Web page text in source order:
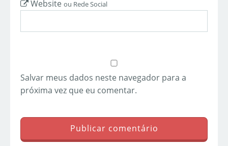
Website ou Rede Social
Salvar meus dados neste navegador para a
próxima vez que eu comentar.